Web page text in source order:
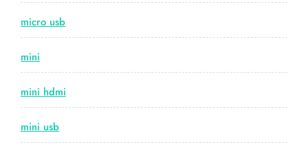
micro usb
mini
mini hdmi
mini usb